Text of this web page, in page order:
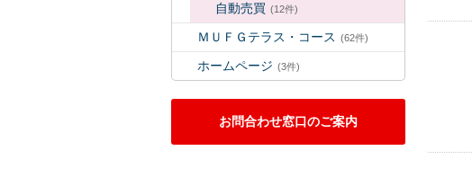
自動売買 (12件)
ＭＵＦＧテラス・コース (62件)
ホームページ (3件)
お問合わせ窓口のご案内